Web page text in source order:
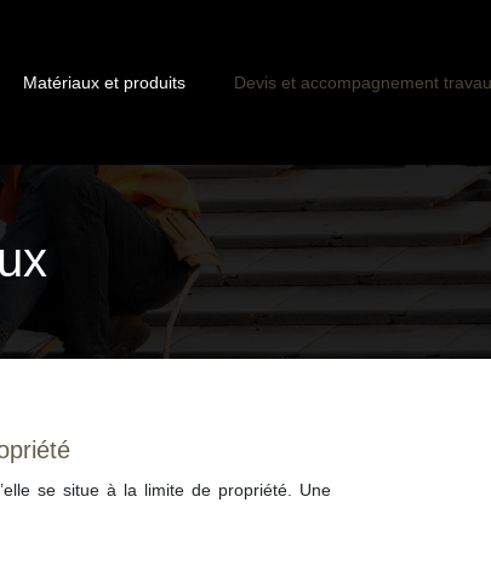
Matériaux et produits Devis et accompagnement
se situe à la limite de propriété. Une